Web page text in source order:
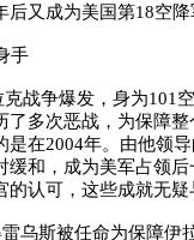
又成为美国第18空降
手
战争爆发，身为101
了多次恶战，为保障
是在2004年。由他领
缓和，成为美军占领
的认可，这些成就无
乌斯被任命为保障伊